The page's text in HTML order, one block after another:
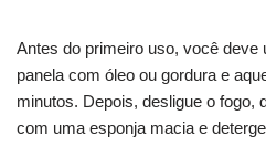
Antes do primeiro uso, você deve
panela com óleo ou gordura e
minutos. Depois, desligue o fogo,
com uma esponja macia e